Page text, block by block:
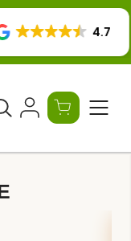
4.7
Ouvrir
formulaire
recherche